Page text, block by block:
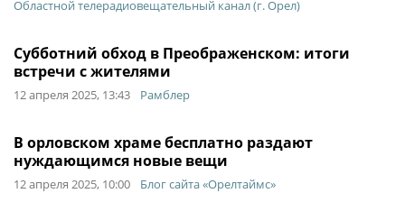
Областной телерадиовещательный канал (г. Орел)
Субботний обход в Преображенском: итоги
встречи с жителями
12 апреля 2025, 13:43 Рамблер
В орловском храме бесплатно раздают
нуждающимся новые вещи
12 апреля 2025, 10:00 Блог сайта «Орелтаймс»